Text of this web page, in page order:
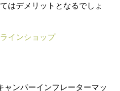
はデメリットとなるでしょ
インショップ
ャンパーインフレーターマッ